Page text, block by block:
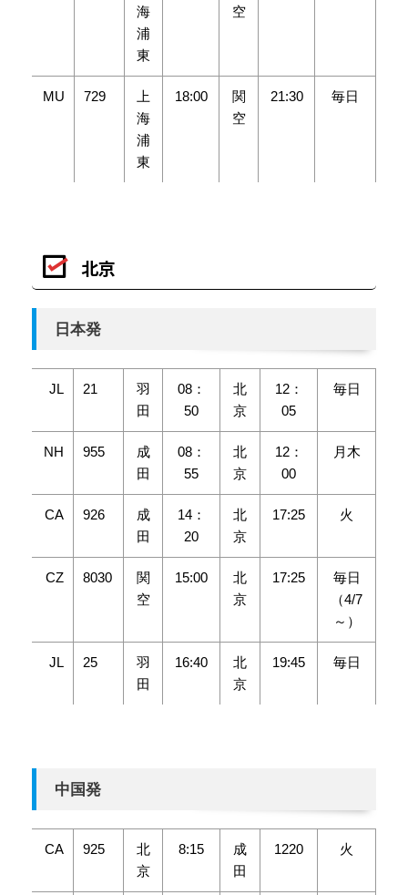
海
浦
東
空
MU 729
上
海
浦
東
18:00
関
空
21:30 毎日
北京
日本発
JL 21
羽
田
08：
50
北
京
12：
05
毎日
NH 955
成
田
08：
55
北
京
12：
00
月木
CA 926
成
田
14：
20
北
京
17:25 火
CZ 8030
関
空
15:00
北
京
17:25
毎日
（4/7
～）
JL 25
羽
田
16:40
北
京
19:45 毎日
中国発
CA 925
北
京
8:15
成
田
1220 火